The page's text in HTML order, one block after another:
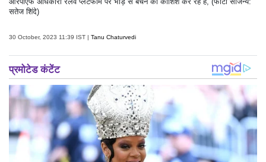
सतेज शिंदे)
30 October, 2023 11:39 IST | Tanu Chaturvedi